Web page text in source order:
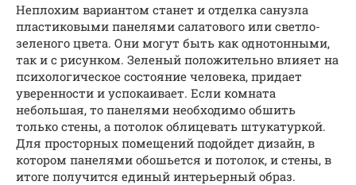
Неплохим вариантом станет и отделка санузла
пластиковыми панелями салатового или светло-
зеленого цвета. Они могут быть как однотонными,
так и с рисунком. Зеленый положительно влияет на
психологическое состояние человека, придает
уверенности и успокаивает. Если комната
небольшая, то панелями необходимо обшить
только стены, а потолок облицевать штукатуркой.
Для просторных помещений подойдет дизайн, в
котором панелями обошьется и потолок, и стены, в
итоге получится единый интерьерный образ.